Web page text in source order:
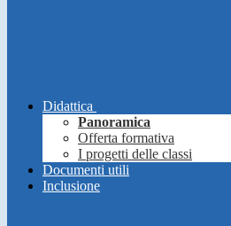
Didattica
Panoramica
Offerta formativa
I progetti delle classi
Documenti utili
Inclusione